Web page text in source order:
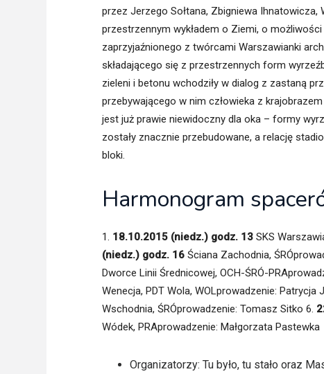
przez Jerzego Sołtana, Zbigniewa Ihnatowicza,
przestrzennym wykładem o Ziemi, o
zaprzyjaźnionego z twórcami Warszawianki
składającego się z przestrzennych form
zieleni i betonu wchodziły w dialog z zastaną
przebywającego w nim człowieka z
jest już prawie niewidoczny dla oka – formy
zostały znacznie przebudowane, a relację
bloki.
Harmonogram
1. 18.10.2015 (niedz.) godz. 13 SKS
(niedz.) godz. 16 Ściana Zachodnia,
Dworce Linii Średnicowej, OCH-ŚRÓ-
Wenecja, PDT Wola, WOLprowadzenie: Patrycja
Wschodnia, ŚRÓprowadzenie: Tomasz Sitko 6.
Wódek, PRAprowadzenie: Małgorzata Pastewka
Organizatorzy: Tu było, tu stało oraz